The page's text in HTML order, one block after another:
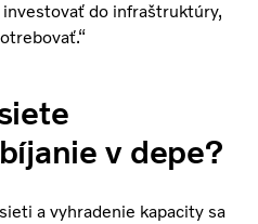
do infraštruktúry,
v depe?
a vyhradenie kapacity sa